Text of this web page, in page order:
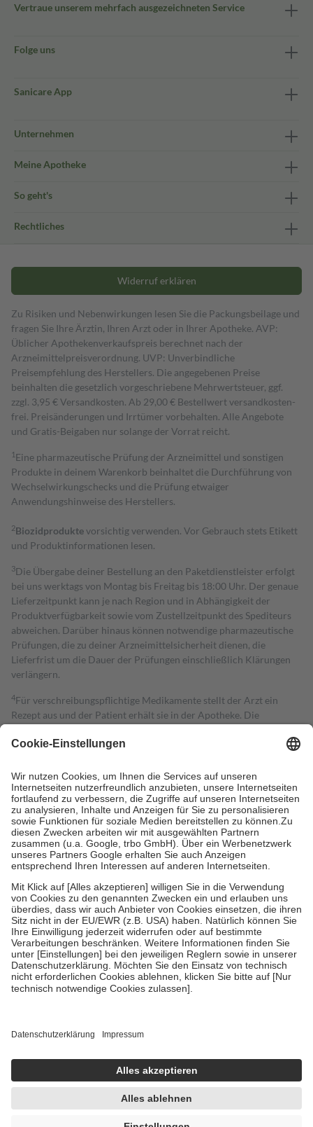
Vertraue unserem mehrfach ausgezeichneten Service
Folge uns
Sanicare App
Unternehmen
Meine Apotheke
So geht's
Rechtliches
Widerruf erklären
Zu Risiken und Nebenwirkungen lesen Sie die Packungsbeilage und
fragen Sie Ihre Ärztin, Ihren Arzt oder in Ihrer Apotheke. AVP:
Üblicher Apothekenverkaufspreis berechnet nach der
Arzneimittelpreisverordnung. UVP: Unverbindliche
Preisempfehlung des Herstellers. Die angegebenen Preise
beinhalten die gesetzlich vorgeschriebene Mehrwertsteuer, ggf.
zzgl. 3,95 € Versandkosten. Ab 29,00 € Bestell­wert versand­kosten­
frei. Preisänderungen und Irrtümer vorbehalten. Alle Angebote
und Gratis-Beigaben nur solange der Vorrat reicht.
1 Eine pharmazeutische Prüfung der Arzneimittel und sonstigen
Produkte in deinem Warenkorb beinhaltet die Durchführung von
Wechselwirkungschecks und die Prüfung etwaiger
Anwendungshinweise des Herstellers.
2Biozidproduktevorsichtig verwenden. Vor Gebrauch stets Etikett
und Produktinformationen lesen.
3Die Übergabe deiner Bestellung an den Paketdienstleister erfolgt
bei uns werktags von Montag bis Freitag bis 18:00 Uhr. Der genaue
Lieferzeitpunkt kann je nach Region und in Abhängigkeit der
Produktverfügbarkeit sowie vom Zustellzeitpunkt des Spediteurs
abweichen. Darüber hinaus können notwendige pharmazeutische
Prüfungen, die zu deiner Arzneimittelsicherheit dienen, die
Lieferfrist um die Dauer der Prüfungen einschließlich Klärungen
verlängern.
4Für verschreibungspflichtige Medikamente stellt der Arzt ein
Rezept aus und der Patient erhält sie in der Apotheke. Die
Kosten dafür, der Versicherte trägt einen Teil davon als Zuzahlung
Grundsätzlich leisten Mitglieder Zuzahlungen in Höhe von zehn
Prozent des Abgabepreises,mindestensjedochfünf Euround
höchstens zehn Euro.Es sind jedoch nie mehr als die tatsächlichen
Kosten der Leistung zu entrichten.
Diese Regeln gelten grundsätzlich auch für Online-Apotheken.
Bei Heilmitteln und häuslicher Krankenpflege beträgt die
Zuzahlung zehn Prozent der Kosten sowie zehn Euro je
Um das Engagement der Versicherten für ihre eigene Gesundheit zu
stärken und die besondere Stellung der Familie zu unterstützen,
fallenkeine Zuzahlungen an bei:
• Kindern und Jugendlichen bis zum vollendeten 18. Lebensjahr
mit Ausnahme der Fahrkosten
• Untersuchungen zur Vorsorge und Früherkennung, die von der
GKV getragen werden
• empfohlenen Schutzimpfungen
Wir nutzen Trusted Shops als unabhängigen Dienstleister für die
getroffen, um sicherzustellen, dass es sich um echte Bewertungen
handelt. Mehr Informationen findest du hier:
https://help.etrusted.com/hc/de/articles/4419944605341